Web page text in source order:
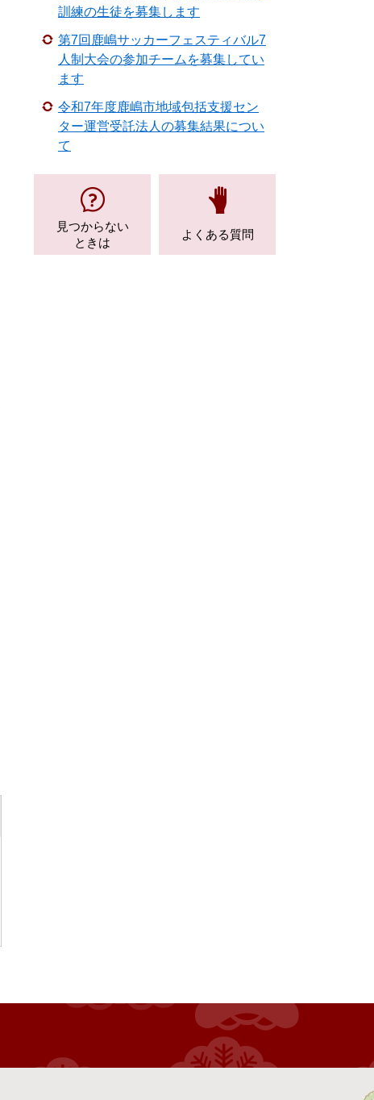
訓練の生徒を募集します
第7回鹿嶋サッカーフェスティバル7
人制大会の参加チームを募集してい
ます
令和7年度鹿嶋市地域包括支援セン
ター運営受託法人の募集結果につい
て
見つからない
ときは
よくある質問